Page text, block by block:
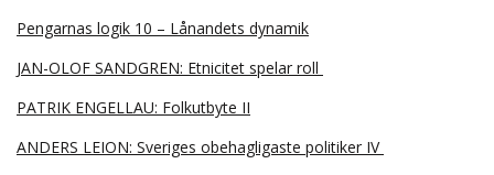
Pengarnas logik 10 – Lånandets dynamik
JAN-OLOF SANDGREN: Etnicitet spelar roll
PATRIK ENGELLAU: Folkutbyte II
ANDERS LEION: Sveriges obehagligaste politiker IV